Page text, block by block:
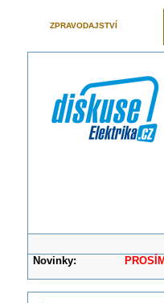
ZPRAVODAJSTVÍ
Novinky: PROSÍME